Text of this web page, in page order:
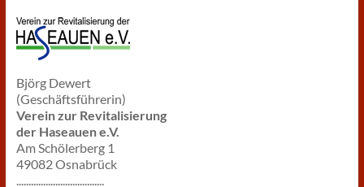
Björg Dewert
(Geschäftsführerin)
Verein zur Revitalisierung
der Haseauen e.V.
Am Schölerberg 1
49082 Osnabrück
....................................